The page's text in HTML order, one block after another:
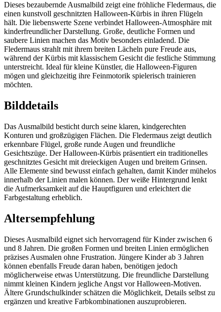
Dieses bezaubernde Ausmalbild zeigt eine fröhliche Fledermaus, die
einen kunstvoll geschnitzten Halloween-Kürbis in ihren Flügeln
hält. Die liebenswerte Szene verbindet Halloween-Atmosphäre mit
kinderfreundlicher Darstellung. Große, deutliche Formen und
saubere Linien machen das Motiv besonders einladend. Die
Fledermaus strahlt mit ihrem breiten Lächeln pure Freude aus,
während der Kürbis mit klassischem Gesicht die festliche Stimmung
unterstreicht. Ideal für kleine Künstler, die Halloween-Figuren
mögen und gleichzeitig ihre Feinmotorik spielerisch trainieren
möchten.
Bilddetails
Das Ausmalbild besticht durch seine klaren, kindgerechten
Konturen und großzügigen Flächen. Die Fledermaus zeigt deutlich
erkennbare Flügel, große runde Augen und freundliche
Gesichtszüge. Der Halloween-Kürbis präsentiert ein traditionelles
geschnitztes Gesicht mit dreieckigen Augen und breitem Grinsen.
Alle Elemente sind bewusst einfach gehalten, damit Kinder mühelos
innerhalb der Linien malen können. Der weiße Hintergrund lenkt
die Aufmerksamkeit auf die Hauptfiguren und erleichtert die
Farbgestaltung erheblich.
Altersempfehlung
Dieses Ausmalbild eignet sich hervorragend für Kinder zwischen 6
und 8 Jahren. Die großen Formen und breiten Linien ermöglichen
präzises Ausmalen ohne Frustration. Jüngere Kinder ab 3 Jahren
können ebenfalls Freude daran haben, benötigen jedoch
möglicherweise etwas Unterstützung. Die freundliche Darstellung
nimmt kleinen Kindern jegliche Angst vor Halloween-Motiven.
Ältere Grundschulkinder schätzen die Möglichkeit, Details selbst zu
ergänzen und kreative Farbkombinationen auszuprobieren.